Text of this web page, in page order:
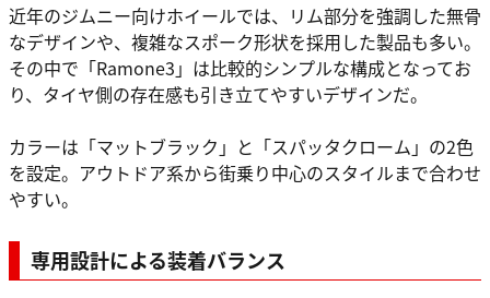
近年のジムニー向けホイールでは、リム部分を強調した無骨
なデザインや、複雑なスポーク形状を採用した製品も多い。
その中で「Ramone3」は比較的シンプルな構成となってお
り、タイヤ側の存在感も引き立てやすいデザインだ。
カラーは「マットブラック」と「スパッタクローム」の2色
を設定。アウトドア系から街乗り中心のスタイルまで合わせ
やすい。
専用設計による装着バランス